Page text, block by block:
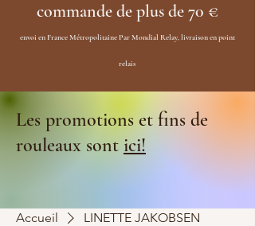
commande de plus de 70 €
envoi en France Métropolitaine Par Mondial Relay, livraison en point
relais
Les promotions et fins de
rouleaux sontici!
Accueil LINETTE JAKOBSEN